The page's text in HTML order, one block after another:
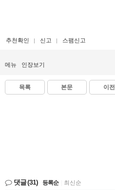
추천확인 신고 스팸신고
메뉴 인장보기
목록 본문 이전
댓글(31) 등록순 최신순